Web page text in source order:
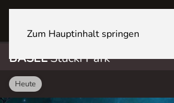
Zum Hauptinhalt springen
BASELStücki Park
Heute